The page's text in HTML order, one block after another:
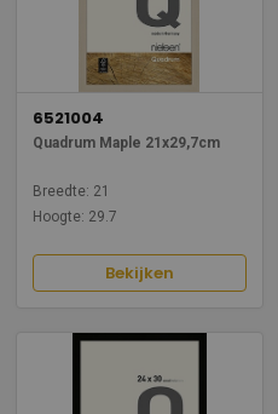
6521004
Quadrum Maple 21x29,7cm
Breedte: 21
Hoogte: 29.7
Bekijken